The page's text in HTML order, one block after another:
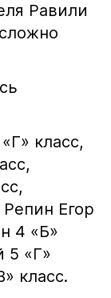
Равили
класс,
Егор
4 «Б»
5 «Г»
класс.